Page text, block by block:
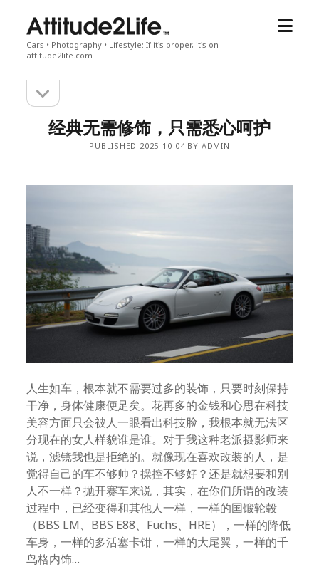
attitude2life
Cars • Photography • Lifestyle: If it's proper, it's on
attitude2life.com
open
Sidebarsidebar
经典无需修饰，只需悉心呵护
PUBLISHED 2025-10-04 BY ADMIN
人生如车，根本就不需要过多的装饰，只要时刻保持
干净，身体健康便足矣。花再多的金钱和心思在科技
美容方面只会被人一眼看出科技脸，我根本就无法区
分现在的女人样貌谁是谁。对于我这种老派摄影师来
说，滤镜我也是拒绝的。就像现在喜欢改装的人，是
觉得自己的车不够帅？操控不够好？还是就想要和别
人不一样？抛开赛车来说，其实，在你们所谓的改装
过程中，已经变得和其他人一样，一样的国锻轮毂
（BBS LM、BBS E88、Fuchs、HRE），一样的降低
车身，一样的多活塞卡钳，一样的大尾翼，一样的千
鸟格内饰…